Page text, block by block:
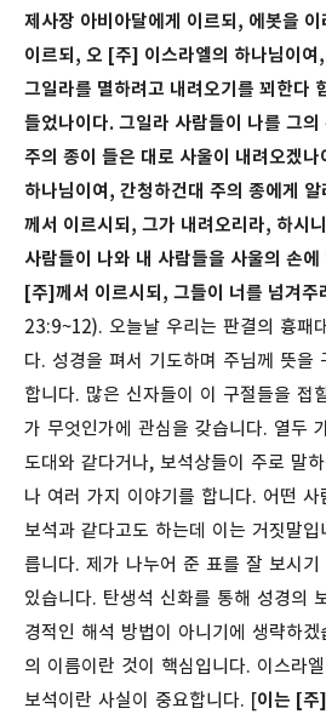
제사장 아비아달에게 이르되, 에봇을
이르되, 오 [주] 이스라엘의 하나님이여
그일라를 멸하려고 내려오기를 꾀한다
들었나이다. 그일라 사람들이 나를 그
주의 종이 들은 대로 사울이 내려오겠
하나님이여, 간청하건대 주의 종에게
께서 이르시되, 그가 내려오리라, 하시
사람들이 나와 내 사람들을 사울의 손
[주]께서 이르시되, 그들이 너를 넘겨주
23:9~12). 오늘날 우리는 판결의 흉패
다. 성경을 펴서 기도하며 주님께 뜻을
합니다. 많은 신자들이 이 구절들을 접
가 무엇인가에 관심을 갖습니다. 열두
도대와 같다거나, 보석상들이 주로 말
나 여러 가지 이야기를 합니다. 어떤
보석과 같다고도 하는데 이는 거짓말
릅니다. 제가 나누어 준 표를 잘 보시
있습니다. 탄생석 신화를 통해 성경의
경적인 해석 방법이 아니기에 생략하
의 이름이란 것이 핵심입니다. 이스라
보석이란 사실이 중요합니다. [이는 [주